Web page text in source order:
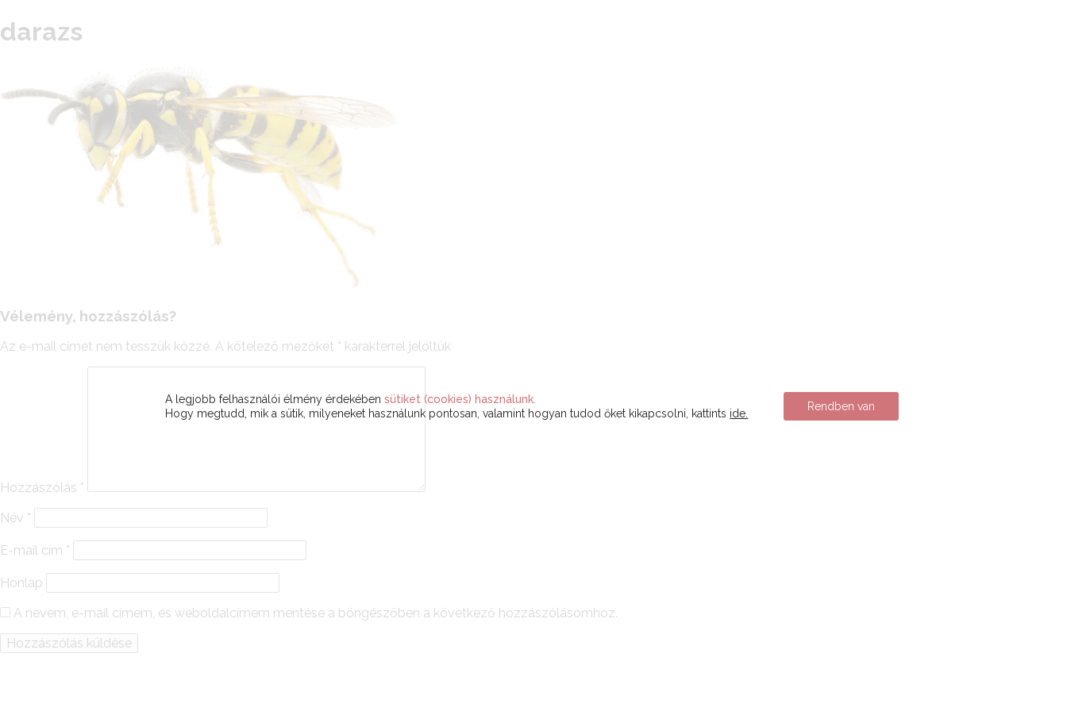
darazs
Vélemény, hozzászólás?
Az e-mail címet nem tesszük közzé. A kötelező mezőket * karakterrel jelöltük
Hozzászólás *
Név *
E-mail cím *
Honlap
A nevem, e-mail címem, és weboldalcímem mentése a böngészőben a következő hozzászólásomhoz.
A legjobb felhasználói élmény érdekébensütiket (cookies) használunk.
Hogy megtudd, mik a sütik, milyeneket használunk pontosan, valamint hogyan tudod őket kikapcsolni, kattints ide.
Rendben van